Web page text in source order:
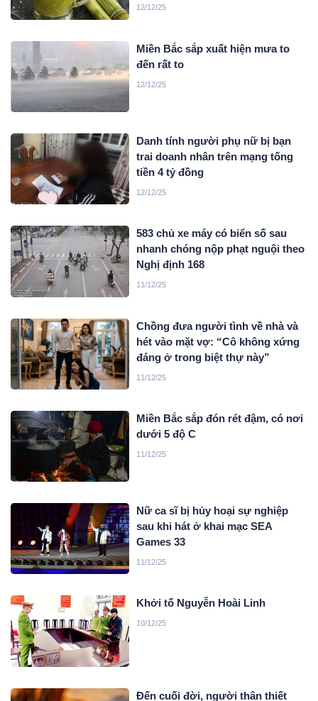
12/12/25
Miền Bắc sắp xuất hiện mưa to
đến rất to
12/12/25
Danh tính người phụ nữ bị bạn
trai doanh nhân trên mạng tống
tiền 4 tỷ đồng
12/12/25
583 chủ xe máy có biển số sau
nhanh chóng nộp phạt nguội theo
Nghị định 168
11/12/25
Chồng đưa người tình về nhà và
hét vào mặt vợ: “Cô không xứng
đáng ở trong biệt thự này”
11/12/25
Miền Bắc sắp đón rét đậm, có nơi
dưới 5 độ C
11/12/25
Nữ ca sĩ bị hủy hoại sự nghiệp
sau khi hát ở khai mạc SEA
Games 33
11/12/25
Khởi tố Nguyễn Hoài Linh
10/12/25
Đến cuối đời, người thân thiết